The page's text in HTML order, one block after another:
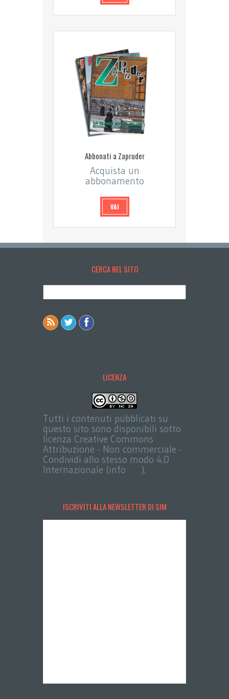
Abbonati a Zapruder
Acquista un
abbonamento
VAI
CERCA NEL SITO
LICENZA
Tutti i contenuti pubblicati su
questo sito sono disponibili sotto
licenza Creative Commons
Attribuzione - Non commerciale -
Condividi allo stesso modo 4.0
Internazionale (info
).
ISCRIVITI ALLA NEWSLETTER DI SIM